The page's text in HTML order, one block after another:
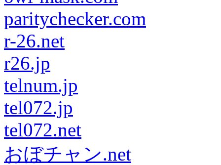
paritychecker.com
r-26.net
r26.jp
telnum.jp
tel072.jp
tel072.net
おぼチャン.net